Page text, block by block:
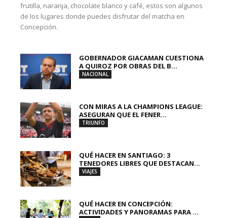
frutilla, naranja, chocolate blanco y café, estos son algunos
de los lugares donde puedes disfrutar del matcha en
Concepción.
GOBERNADOR GIACAMAN CUESTIONA
A QUIROZ POR OBRAS DEL B...
NACIONAL
CON MIRAS A LA CHAMPIONS LEAGUE:
ASEGURAN QUE EL FENER...
TRIUNFO
QUÉ HACER EN SANTIAGO: 3
TENEDORES LIBRES QUE DESTACAN...
VIAJES
QUÉ HACER EN CONCEPCIÓN:
ACTIVIDADES Y PANORAMAS PARA ...